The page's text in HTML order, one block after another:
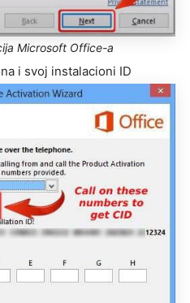
Microsoft Office-a
i svoj instalacioni ID